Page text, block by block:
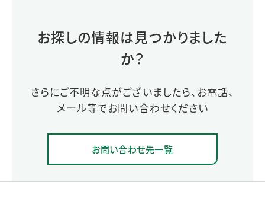
お探しの情報は見つかりました
か？
さらにご不明な点がございましたら、お電話、
メール等でお問い合わせください
お問い合わせ先一覧